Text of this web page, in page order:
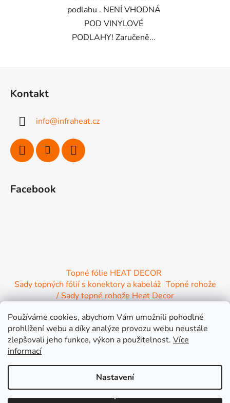
Používáme cookies, abychom Vám umožnili pohodlné
prohlížení webu a díky analýze provozu webu neustále
zlepšovali jeho funkce, výkon a použitelnost. Více
informací
Nastavení
podlahu . NENÍ VHODNÁ
POD VINYLOVÉ
PODLAHY! Zaručeně...
Kontakt
info@infraheat.cz
Facebook
Topné fólie HEAT DECOR
Sady topných fólií s konektory a kabeláž Topné rohože
/ Sady topné rohože Heat Decor
/ Instalační materiál / Topné Infrapanely
/ Relaxační lehátko NIRE s Infra ohřevem